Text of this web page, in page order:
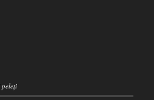
peleți